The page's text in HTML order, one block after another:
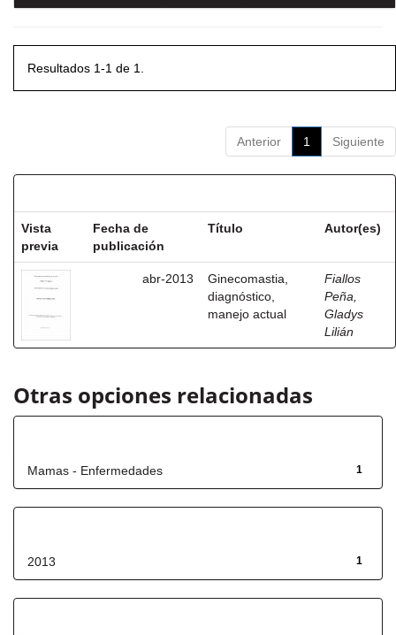
Resultados 1-1 de 1.
Anterior 1 Siguiente
Vista
previa
Fecha de
publicación
Título Autor(es)
abr-2013
Ginecomastia,
diagnóstico,
manejo actual
Fiallos
Peña,
Gladys
Lilián
Otras opciones relacionadas
1
Mamas - Enfermedades
1
2013